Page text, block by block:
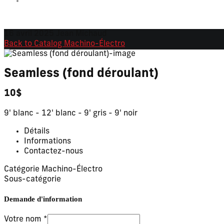
Back to Catalog Machino-Électro
Seamless (fond déroulant)
10$
9' blanc - 12' blanc - 9' gris - 9' noir
Détails
Informations
Contactez-nous
Catégorie Machino-Électro
Sous-catégorie
Demande d'information
Votre nom *